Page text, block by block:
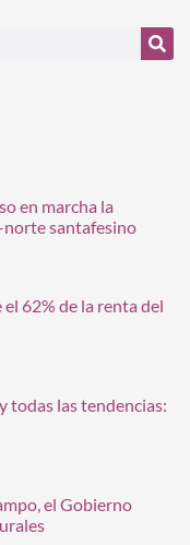
en marcha la
norte santafesino
62% de la renta del
todas las tendencias:
el Gobierno